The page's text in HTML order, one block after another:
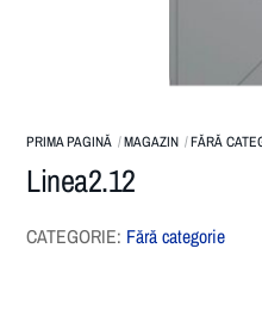
PRIMA PAGINĂ MAGAZIN FĂRĂ
Linea2.12
CATEGORIE: Fără categorie